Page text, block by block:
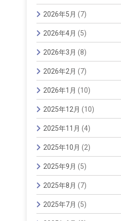
2026年5月 (7)
2026年4月 (5)
2026年3月 (8)
2026年2月 (7)
2026年1月 (10)
2025年12月 (10)
2025年11月 (4)
2025年10月 (2)
2025年9月 (5)
2025年8月 (7)
2025年7月 (5)